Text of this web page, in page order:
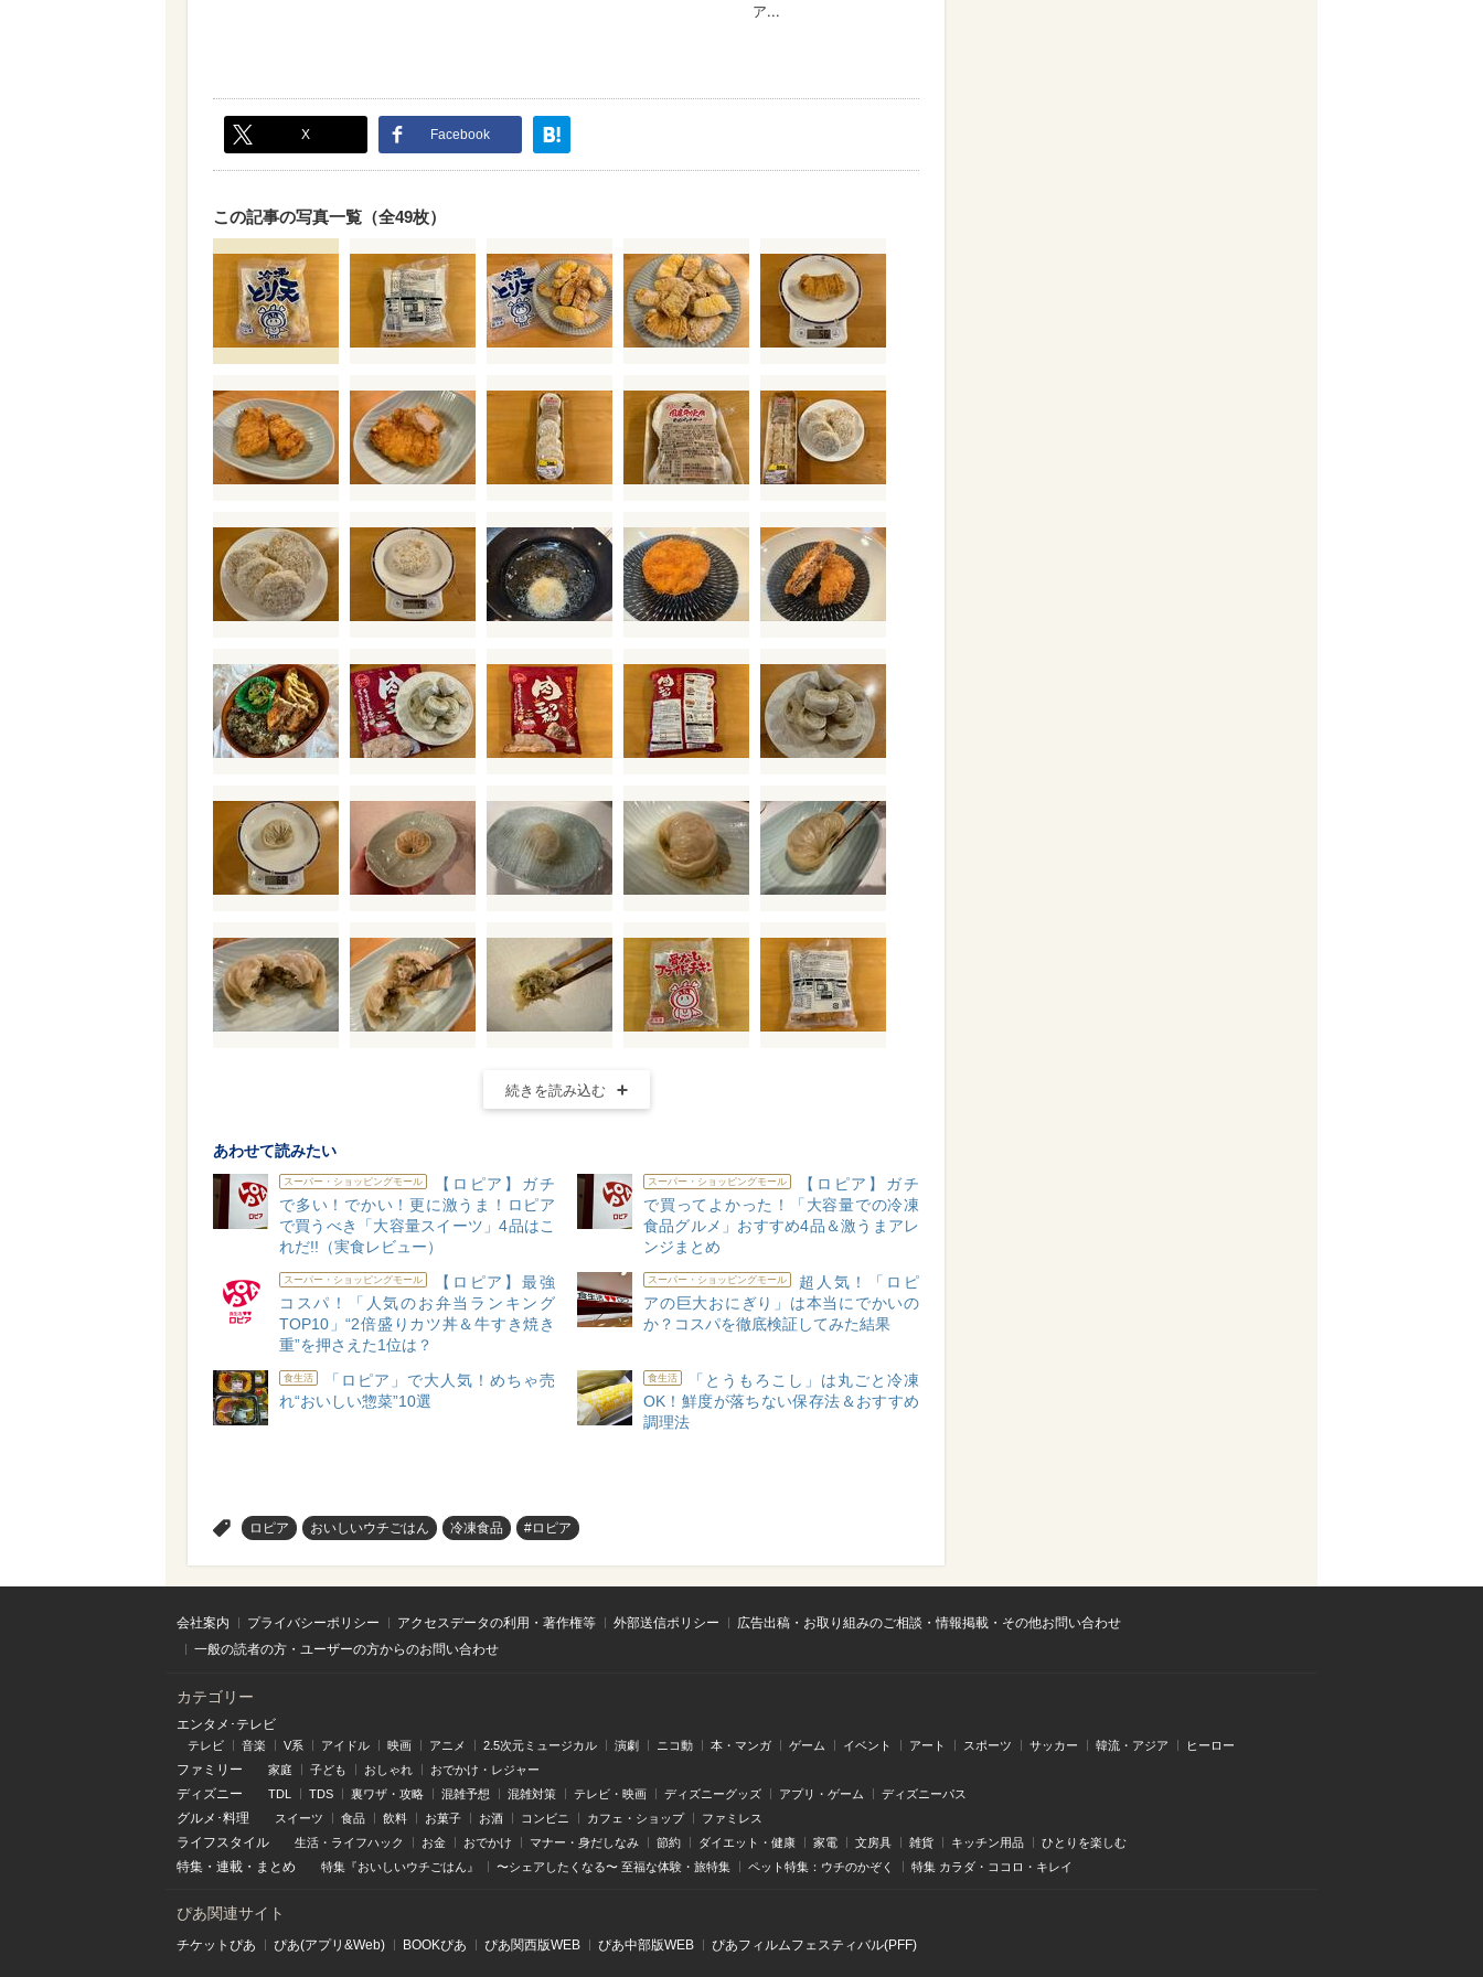
X Facebook
この記事の写真一覧（全49枚）
続きを読み込む
あわせて読みたい
スーパー・ショッピングモール
【ロピア】ガチ
で多い！でかい！更に激うま！ロピア
で買うべき「大容量スイーツ」4品はこ
れだ!!（実食レビュー）
スーパー・ショッピングモール
【ロピア】ガチ
で買ってよかった！「大容量での冷凍
食品グルメ」おすすめ4品＆激うまアレ
ンジまとめ
スーパー・ショッピングモール
【ロピア】最強
コスパ！「人気のお弁当ランキング
TOP10」“2倍盛りカツ丼＆牛すき焼き
重”を押さえた1位は？
スーパー・ショッピングモール
超人気！「ロピ
アの巨大おにぎり」は本当にでかいの
か？コスパを徹底検証してみた結果
食生活
「ロピア」で大人気！めちゃ売
れ“おいしい惣菜”10選
食生活
「とうもろこし」は丸ごと冷凍
OK！鮮度が落ちない保存法＆おすすめ
調理法
ロピア おいしいウチごはん 冷凍食品 #ロピア
会社案内 プライバシーポリシー アクセスデータの利用・著作権等 外部送信ポリシー
広告出稿・お取り組みのご相談・情報掲載・その他お問い合わせ
一般の読者の方・ユーザーの方からのお問い合わせ
カテゴリー
エンタメ･テレビ
テレビ 音楽 V系 アイドル 映画 アニメ 2.5次元ミュージカル 演劇 ニコ動 本・マンガ ゲーム イベント アート スポーツ サッカー 韓流・アジア ヒーロー
ファミリー 家庭 子ども おしゃれ おでかけ・レジャー
ディズニー TDL TDS 裏ワザ・攻略 混雑予想 混雑対策 テレビ・映画 ディズニーグッズ アプリ・ゲーム ディズニーパス
グルメ･料理 スイーツ 食品 飲料 お菓子 お酒 コンビニ カフェ・ショップ ファミレス
ライフスタイル 生活・ライフハック お金 おでかけ マナー・身だしなみ 節約 ダイエット・健康 家電 文房具 雑貨 キッチン用品 ひとりを楽しむ
特集 ・ 連載 ・ まとめ 特集『おいしいウチごはん』 〜シェアしたくなる〜 至福な体験・旅特集 ペット特集：ウチのかぞく 特集 カラダ・ココロ・キレイ
ぴあ関連サイト
チケットぴあ ぴあ(アプリ&Web) BOOKぴあ ぴあ関⻄版WEB ぴあ中部版WEB ぴあフィルムフェスティバル(PFF)